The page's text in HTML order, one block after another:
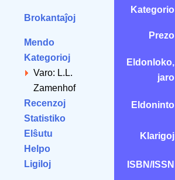
Brokantaĵoj
Mendo
Kategorioj
Varo: L.L.
Zamenhof
Recenzoj
Statistiko
Elŝutu
Helpo
Ligiloj
Kategorio
Prezo
Eldonloko,
jaro
Eldoninto
Klarigoj
ISBN/ISSN